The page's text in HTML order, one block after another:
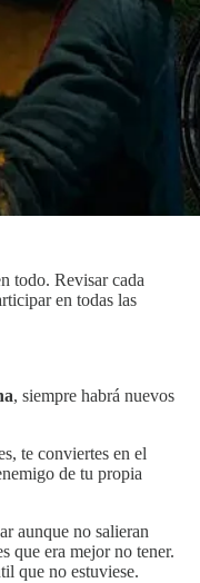
todo. Revisar cada
en todas las
, siempre habrá nuevos
te conviertes en el
de tu propia
aunque no salieran
que era mejor no tener.
que no estuviese.